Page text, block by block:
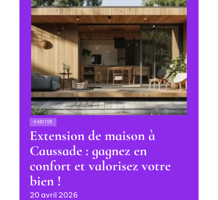
HABITER
Extension de maison à
Caussade : gagnez en
confort et valorisez votre
bien !
20 avril 2026